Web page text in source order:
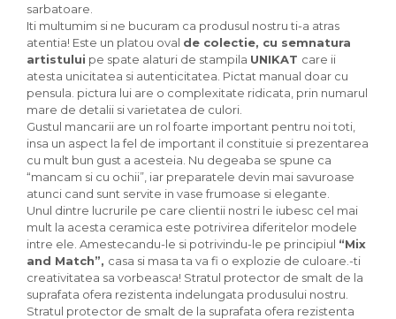
sarbatoare.
Iti multumim si ne bucuram ca produsul nostru ti-a atras
atentia! Este un platou oval de colectie, cu semnatura
artistului pe spate alaturi de stampila UNIKAT care ii
atesta unicitatea si autenticitatea. Pictat manual doar cu
pensula. pictura lui are o complexitate ridicata, prin numarul
mare de detalii si varietatea de culori.
Gustul mancarii are un rol foarte important pentru noi toti,
insa un aspect la fel de important il constituie si prezentarea
cu mult bun gust a acesteia. Nu degeaba se spune ca
“mancam si cu ochii”, iar preparatele devin mai savuroase
atunci cand sunt servite in vase frumoase si elegante.
Unul dintre lucrurile pe care clientii nostri le iubesc cel mai
mult la acesta ceramica este potrivirea diferitelor modele
intre ele. Amestecandu-le si potrivindu-le pe principiul “Mix
and Match”, casa si masa ta va fi o explozie de culoare.-ti
creativitatea sa vorbeasca! Stratul protector de smalt de la
suprafata ofera rezistenta indelungata produsului nostru.
Stratul protector de smalt de la suprafata ofera rezistenta